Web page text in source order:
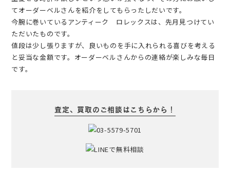
てオーダーベルさんを紹介をしてもらったしだいです。
今腕に巻いているアンティーク ロレックスは、先月見つけてい
ただいたものです。
値段は少し張りますが、良いものを手に入れられる喜びを考える
と妥当な金額です。オーダーベルさんからの連絡が楽しみな毎日
です。
査定、買取のご相談はこちらから！